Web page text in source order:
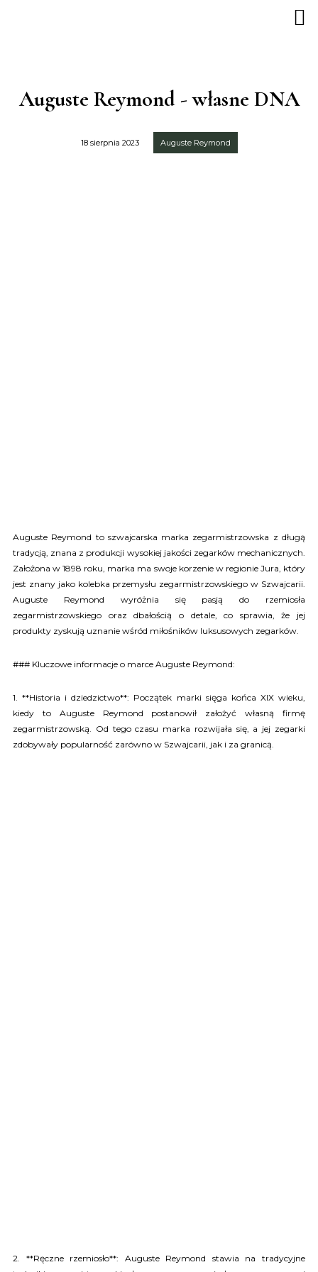
Auguste Reymond - własne DNA
18 sierpnia 2023 Auguste Reymond
Auguste Reymond to szwajcarska marka zegarmistrzowska z długą
tradycją, znana z produkcji wysokiej jakości zegarków mechanicznych.
Założona w 1898 roku, marka ma swoje korzenie w regionie Jura, który
jest znany jako kolebka przemysłu zegarmistrzowskiego w Szwajcarii.
Auguste Reymond wyróżnia się pasją do rzemiosła
zegarmistrzowskiego oraz dbałością o detale, co sprawia, że jej
produkty zyskują uznanie wśród miłośników luksusowych zegarków.
### Kluczowe informacje o marce Auguste Reymond:
1. **Historia i dziedzictwo**: Początek marki sięga końca XIX wieku,
kiedy to Auguste Reymond postanowił założyć własną firmę
zegarmistrzowską. Od tego czasu marka rozwijała się, a jej zegarki
zdobywały popularność zarówno w Szwajcarii, jak i za granicą.
2. **Ręczne rzemiosło**: Auguste Reymond stawia na tradycyjne